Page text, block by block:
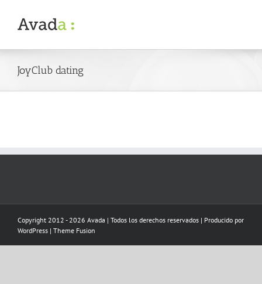
content
JoyClub dating
Copyright 2012 - 2026 Avada | Todos los derechos reservados | Producido por
WordPress | Theme Fusion